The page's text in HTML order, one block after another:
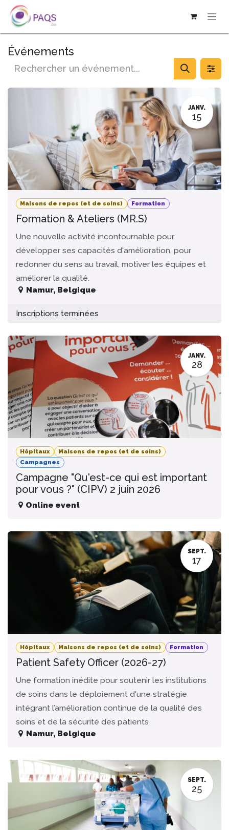
SE RENDRE AU CONTENU
Événements
JANV.
15
Maisons de repos (et de soins) Formation
Formation & Ateliers (MR.S)
Une nouvelle activité incontournable pour
développer ses capacités d'amélioration, pour
redonner du sens au travail, motiver les équipes et
améliorer la qualité.
Namur, Belgique
Inscriptions terminées
JANV.
28
Hôpitaux
Maisons de repos (et de soins)
Campagnes
Campagne "Qu'est-ce qui est important
pour vous ?" (CIPV) 2 juin 2026
Online event
SEPT.
17
Hôpitaux Maisons de repos (et de soins) Formation
Patient Safety Officer (2026-27)
Une formation inédite pour soutenir les institutions
de soins dans le déploiement d'une stratégie
intégrant l’amélioration continue de la qualité des
soins et de la sécurité des patients
Namur, Belgique
SEPT.
25